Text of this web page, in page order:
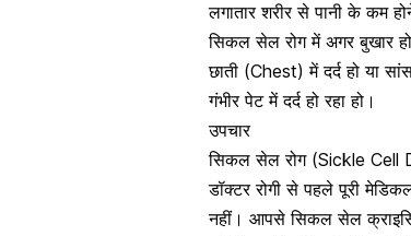
लगातार शरीर से पानी के कम
सिकल सेल रोग में अगर बुखार
छाती (Chest) में दर्द हो या
गंभीर पेट में दर्द हो रहा हो।
उपचार
सिकल सेल रोग (Sickle Cell
डॉक्टर रोगी से पहले पूरी
नहीं। आपसे सिकल सेल